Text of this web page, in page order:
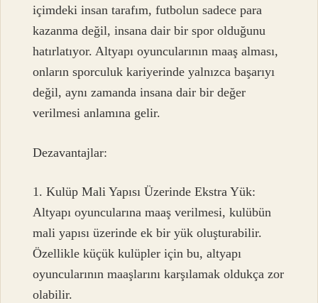
içimdeki insan tarafım, futbolun sadece para
kazanma değil, insana dair bir spor olduğunu
hatırlatıyor. Altyapı oyuncularının maaş alması,
onların sporculuk kariyerinde yalnızca başarıyı
değil, aynı zamanda insana dair bir değer
verilmesi anlamına gelir.
Dezavantajlar:
1. Kulüp Mali Yapısı Üzerinde Ekstra Yük:
Altyapı oyuncularına maaş verilmesi, kulübün
mali yapısı üzerinde ek bir yük oluşturabilir.
Özellikle küçük kulüpler için bu, altyapı
oyuncularının maaşlarını karşılamak oldukça zor
olabilir.